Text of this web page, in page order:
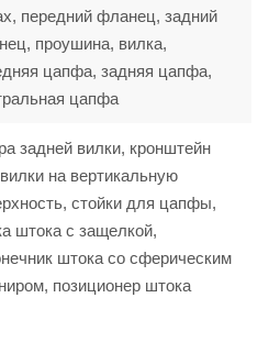
передний фланец, задний
проушина, вилка,
цапфа, задняя цапфа,
цапфа
задней вилки, кронштейн
на вертикальную
стойки для цапфы,
штока с защелкой,
штока со сферическим
позиционер штока